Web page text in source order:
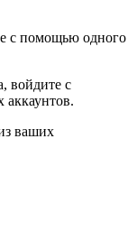
с помощью одного
войдите с
ваших